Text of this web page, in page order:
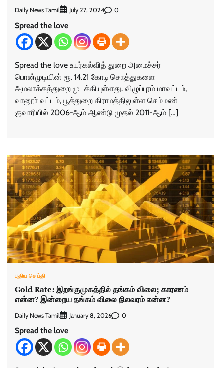
Daily News Tamil July 27, 2024 0
Spread the love
Spread the love உயர்கல்வித் துறை அமைச்சர்
பொன்முடியின் ரூ. 14.21 கோடி சொத்துகளை
அமலாக்கத்துறை முடக்கியுள்ளது. விழுப்புரம் மாவட்டம்,
வானூா் வட்டம், பூத்துறை கிராமத்திலுள்ள செம்மண்
குவாரியில் 2006-ஆம் ஆண்டு முதல் 2011-ஆம் […]
புதிய செய்தி
Gold Rate: இறங்குமுகத்தில் தங்கம் விலை; காரணம்
என்ன? இன்றைய தங்கம் விலை நிலவரம் என்ன?
Daily News Tamil January 8, 2026 0
Spread the love